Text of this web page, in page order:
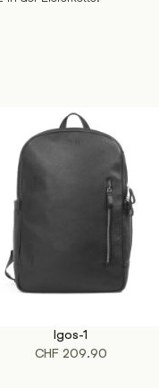
WARENKORB
Igos-1
CHF209.90